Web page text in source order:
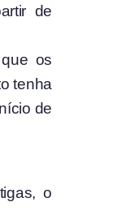
de
os
tenha
de
o